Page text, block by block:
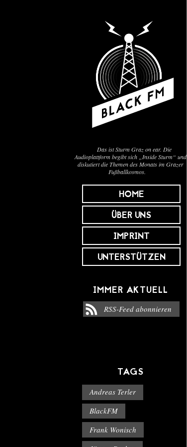
Das ist Sturm Graz on ear. Die
Audioplattform begibt sich „Inside Sturm“ und
diskutiert die Themen des Monats im Grazer
Fußballkosmos.
HOME
ÜBER UNS
IMPRINT
UNTERSTÜTZEN
IMMER AKTUELL
RSS-Feed abonnieren
TAGS
Andreas Terler
BlackFM
Frank Wonisch